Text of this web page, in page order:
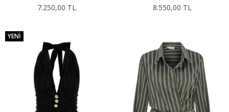
7.250,00 TL 8.550,00 TL
YENI